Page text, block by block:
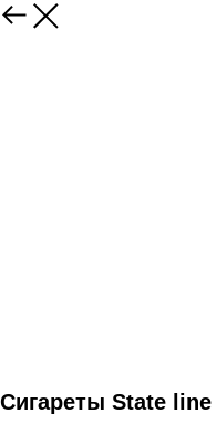
Сигареты State line